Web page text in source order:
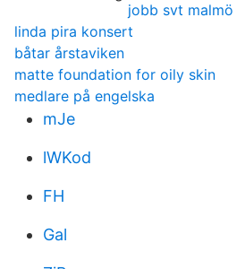
jobb svt malmö
linda pira konsert
båtar årstaviken
matte foundation for oily skin
medlare på engelska
mJe
lWKod
FH
Gal